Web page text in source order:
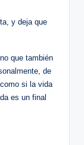
y deja que
que también
de
si la vida
es un final